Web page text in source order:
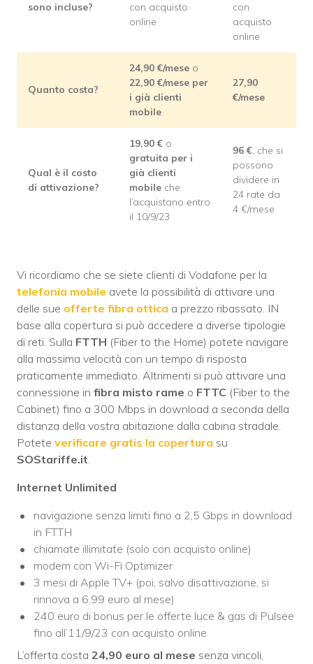
sono incluse?
con acquisto
online
con
acquisto
online
Quanto costa?
24,90 €/mese o
22,90 €/mese per
i già clienti
mobile
27,90
€/mese
Qual è il costo
di attivazione?
19,90 € o
gratuita per i
già clienti
mobile che
l’acquistano entro
il 10/9/23
96 €, che si
possono
dividere in
24 rate da
4 €/mese
Vi ricordiamo che se siete clienti di Vodafone per la
telefonia mobile avete la possibilità di attivare una
delle sue offerte fibra ottica a prezzo ribassato. IN
base alla copertura si può accedere a diverse tipologie
di reti. Sulla FTTH (Fiber to the Home) potete navigare
alla massima velocità con un tempo di risposta
praticamente immediato. Altrimenti si può attivare una
connessione in fibra misto rame o FTTC (Fiber to the
Cabinet) fino a 300 Mbps in download a seconda della
distanza della vostra abitazione dalla cabina stradale.
Potete verificare gratis la copertura su
SOStariffe.it.
Internet Unlimited
navigazione senza limiti fino a 2,5 Gbps in download
in FTTH
chiamate illimitate (solo con acquisto online)
modem con Wi-Fi Optimizer
3 mesi di Apple TV+ (poi, salvo disattivazione, si
rinnova a 6,99 euro al mese)
240 euro di bonus per le offerte luce & gas di Pulsee
fino all’11/9/23 con acquisto online
L’offerta costa 24,90 euro al mese senza vincoli,